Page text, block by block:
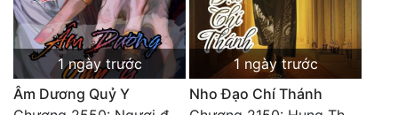
1 ngày trước
Âm Dương Quỷ Y
1 ngày trước
Nho Đạo Chí Thánh